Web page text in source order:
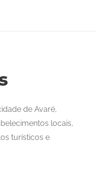
de Avaré,
locais,
turísticos e